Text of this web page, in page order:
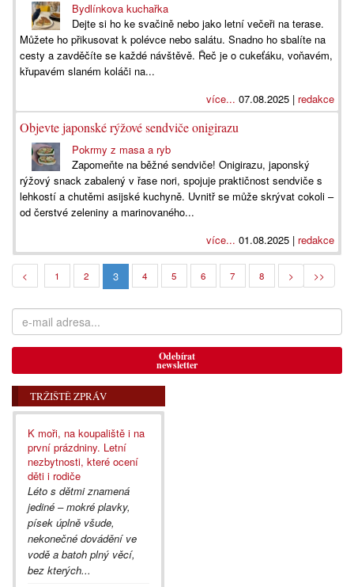
Bydlínkova kuchařka
Dejte si ho ke svačině nebo jako letní večeři na terase.
Můžete ho přikusovat k polévce nebo salátu. Snadno ho sbalíte na
cesty a zavděčíte se každé návštěvě. Řeč je o cukeťáku, voňavém,
křupavém slaném koláči na...
více... 07.08.2025 | redakce
Objevte japonské rýžové sendviče onigirazu
Pokrmy z masa a ryb
Zapomeňte na běžné sendviče! Onigirazu, japonský
rýžový snack zabalený v řase nori, spojuje praktičnost sendviče s
lehkostí a chutěmi asijské kuchyně. Uvnitř se může skrývat cokoli –
od čerstvé zeleniny a marinovaného...
více... 01.08.2025 | redakce
< 1 2 3 4 5 6 7 8 > >>
Odebírat
newsletter
TRŽIŠTĚ ZPRÁV
K moři, na koupaliště i na
první prázdniny. Letní
nezbytnosti, které ocení
děti i rodiče
Léto s dětmi znamená
jediné – mokré plavky,
písek úplně všude,
nekonečné dovádění ve
vodě a batoh plný věcí,
bez kterých...